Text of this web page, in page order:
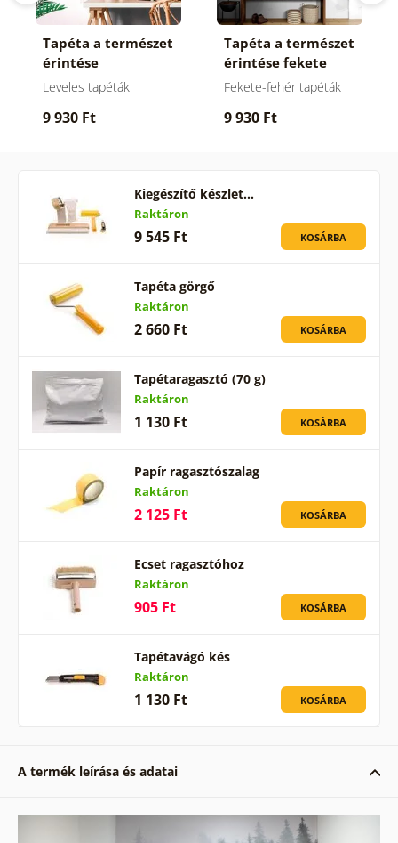
Tapéta a természet
érintése
Leveles tapéták
9 930 Ft
Tapéta a természet
érintése fekete
fehérben
Fekete-fehér tapéták
9 930 Ft
Kiegészítő készlet…
Raktáron
9 545 Ft KOSÁRBA
Tapéta görgő
Raktáron
2 660 Ft KOSÁRBA
Tapétaragasztó (70 g)
Raktáron
1 130 Ft KOSÁRBA
Papír ragasztószalag
Raktáron
2 125 Ft KOSÁRBA
Ecset ragasztóhoz
Raktáron
905 Ft KOSÁRBA
Tapétavágó kés
Raktáron
1 130 Ft KOSÁRBA
A termék leírása és adatai